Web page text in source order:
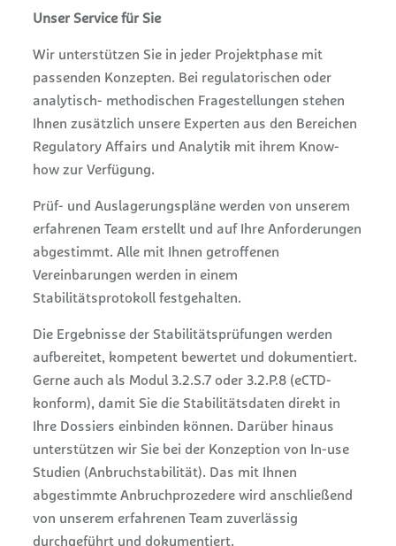
Unser Service für Sie
Wir unterstützen Sie in jeder Projektphase mit
passenden Konzepten. Bei regulatorischen oder
analytisch- methodischen Fragestellungen stehen
Ihnen zusätzlich unsere Experten aus den Bereichen
Regulatory Affairs und Analytik mit ihrem Know-
how zur Verfügung.
Prüf- und Auslagerungspläne werden von unserem
erfahrenen Team erstellt und auf Ihre Anforderungen
abgestimmt. Alle mit Ihnen getroffenen
Vereinbarungen werden in einem
Stabilitätsprotokoll festgehalten.
Die Ergebnisse der Stabilitätsprüfungen werden
aufbereitet, kompetent bewertet und dokumentiert.
Gerne auch als Modul 3.2.S.7 oder 3.2.P.8 (eCTD-
konform), damit Sie die Stabilitätsdaten direkt in
Ihre Dossiers einbinden können. Darüber hinaus
unterstützen wir Sie bei der Konzeption von In-use
Studien (Anbruchstabilität). Das mit Ihnen
abgestimmte Anbruchprozedere wird anschließend
von unserem erfahrenen Team zuverlässig
durchgeführt und dokumentiert.